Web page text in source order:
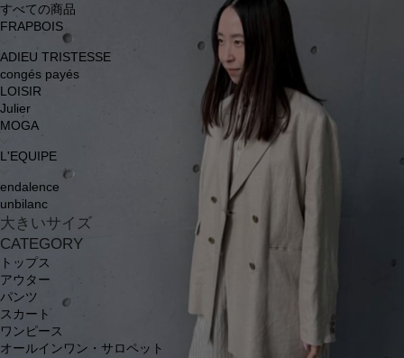
すべての商品
FRAPBOIS
ADIEU TRISTESSE
congés payés
LOISIR
Julier
MOGA
L'EQUIPE
endalence
unbilanc
大きいサイズ
CATEGORY
トップス
アウター
パンツ
スカート
ワンピース
オールインワン・サロペット